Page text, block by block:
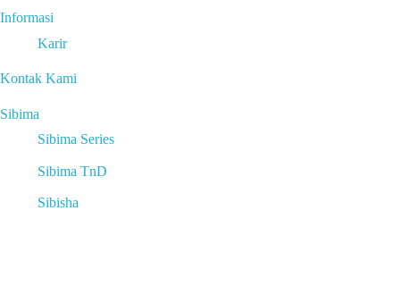
Informasi
Karir
Kontak Kami
Sibima
Sibima Series
Sibima TnD
Sibisha